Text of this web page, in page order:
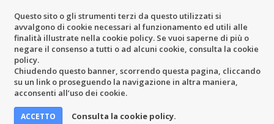
Questo sito o gli strumenti terzi da questo utilizzati si
avvalgono di cookie necessari al funzionamento ed utili alle
finalità illustrate nella cookie policy. Se vuoi saperne di più o
negare il consenso a tutti o ad alcuni cookie, consulta la cookie
policy.
Chiudendo questo banner, scorrendo questa pagina, cliccando
su un link o proseguendo la navigazione in altra maniera,
acconsenti all’uso dei cookie.
Consulta la cookie policy.